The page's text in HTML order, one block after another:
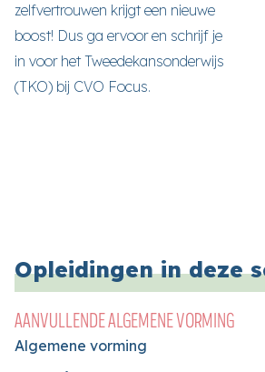
zelfvertrouwen krijgt een nieuwe
boost! Dus ga ervoor en schrijf je
in voor het Tweedekansonderwijs
(TKO) bij CVO Focus.
Opleidingen in deze
AANVULLENDE ALGEMENE VORMING
Algemene vorming